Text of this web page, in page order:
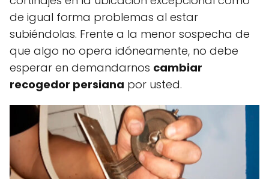
de igual forma problemas al estar
subiéndolas. Frente a la menor sospecha de
que algo no opera idóneamente, no debe
esperar en demandarnos cambiar
recogedor persiana por usted.